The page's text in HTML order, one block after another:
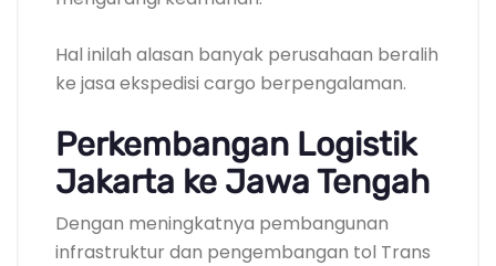
Hal inilah alasan banyak perusahaan beralih
ke jasa ekspedisi cargo berpengalaman.
Perkembangan Logistik
Jakarta ke Jawa Tengah
Dengan meningkatnya pembangunan
infrastruktur dan pengembangan tol Trans